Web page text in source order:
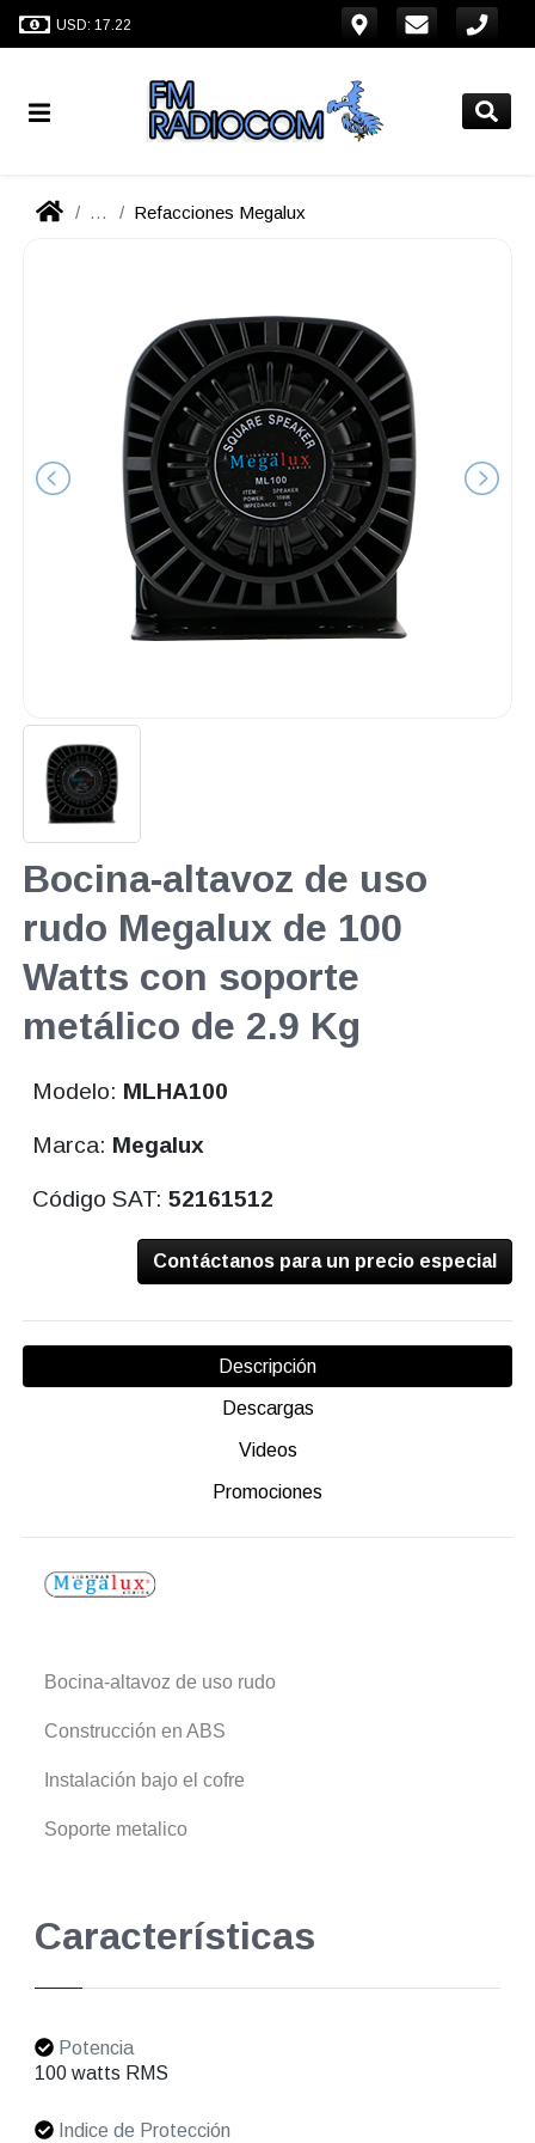
USD: 17.22
... Refacciones Megalux
Bocina-altavoz de uso
rudo Megalux de 100
Watts con soporte
metálico de 2.9 Kg
Modelo: MLHA100
Marca: Megalux
Código SAT:52161512
Contáctanos para un precio especial
Descripción
Descargas
Videos
Promociones
Bocina-altavoz de uso rudo
Construcción en ABS
Instalación bajo el cofre
Soporte metalico
Características
Potencia
100 watts RMS
Indice de Protección